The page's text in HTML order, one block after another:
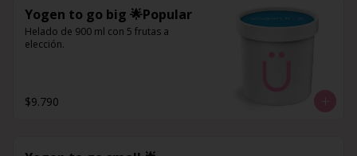
Yogen to go big 🌟Popular
Helado de 900 ml con 5 frutas a
elección.
$9.790